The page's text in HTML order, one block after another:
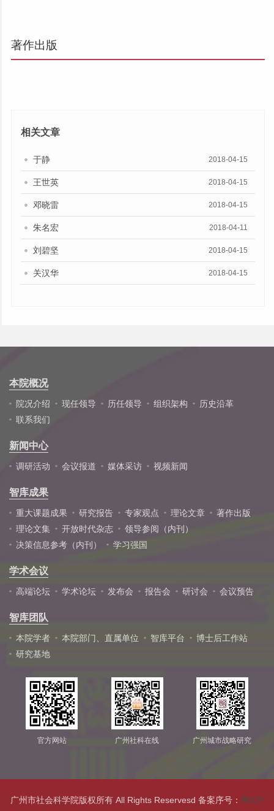
著作出版
相关文章
于静 2018-04-15
王世英 2018-04-15
邓晓雷 2018-04-15
朱名宏 2018-04-11
刘碧坚 2018-04-15
关汉华 2018-04-15
本院概况
院况介绍 现任领导 历任领导 组织架构
历史沿革
联系我们
新闻中心
调研活动 会议报道 媒体采访 视频新闻
智库成果
重大课题成果 研究报告 专家观点 理论文章
著作出版
理论文集
开放时代杂志
领导参阅（内刊）
决策信息参考（内刊）
学习强国
学术会议
高端论坛 学术论坛 发布会 报告会 研讨会 会议预告
智库团队
本院学者 本院部门、直属单位 智库平台
博士后工作站
研究基地
官方网站 广州社科在线 广州城市战略研究
广州市社会科学院版权所有 All Rights Reservesd 备案序号： 粤ICP